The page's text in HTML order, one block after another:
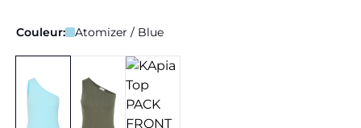
Couleur: Atomizer / Blue